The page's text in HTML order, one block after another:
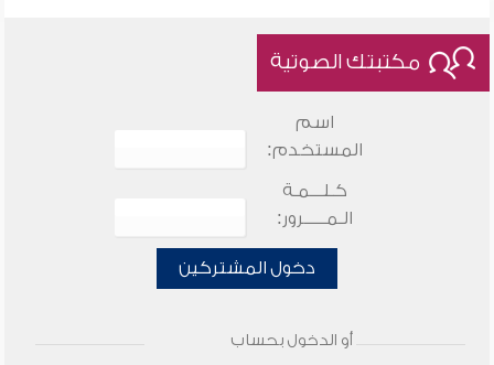
مكتبتك الصوتية
اسم
المستخدم:
كـلـــمـة
الـمـــــرور:
دخول المشتركين
أو الدخول بحساب